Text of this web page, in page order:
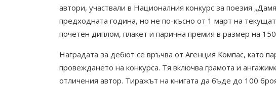
автори, участвали в Националния конкурс за поезия
предходната година, но не по-късно от 1 март на
почетен диплом, плакет и парична премия в размер на
Наградата за дебют се връчва от Агенция Компас, като
провеждането на конкурса. Тя включва грамота и
отличения автор. Тиражът на книгата да бъде до 100